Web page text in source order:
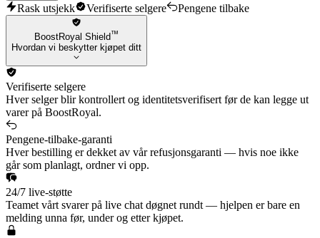
Rask utsjekk Verifiserte selgere Pengene tilbake
BoostRoyal Shield™
Hvordan vi beskytter kjøpet ditt
Verifiserte selgere
Hver selger blir kontrollert og identitetsverifisert før de kan legge ut
varer på BoostRoyal.
Pengene-tilbake-garanti
Hver bestilling er dekket av vår refusjonsgaranti — hvis noe ikke
går som planlagt, ordner vi opp.
24/7 live-støtte
Teamet vårt svarer på live chat døgnet rundt — hjelpen er bare en
melding unna før, under og etter kjøpet.